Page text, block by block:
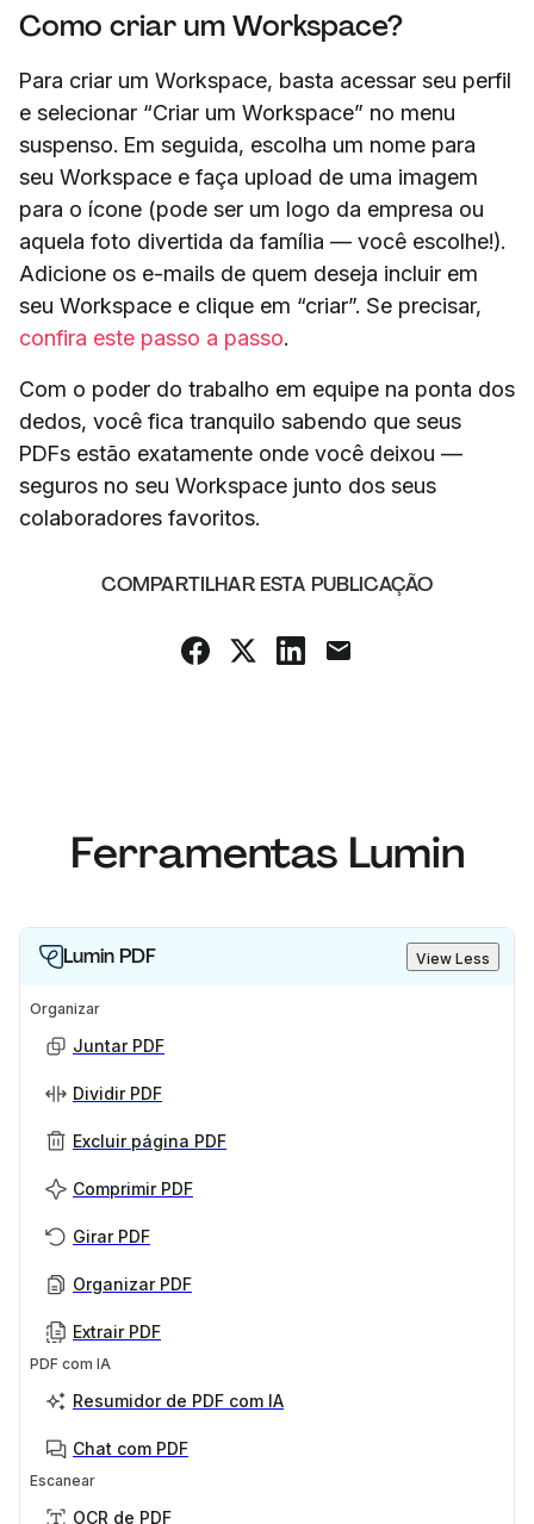
Como criar um Workspace?
Para criar um Workspace, basta acessar seu perfil
e selecionar “Criar um Workspace” no menu
suspenso. Em seguida, escolha um nome para
seu Workspace e faça upload de uma imagem
para o ícone (pode ser um logo da empresa ou
aquela foto divertida da família — você escolhe!).
Adicione os e-mails de quem deseja incluir em
seu Workspace e clique em “criar”. Se precisar,
confira este passo a passo.
Com o poder do trabalho em equipe na ponta dos
dedos, você fica tranquilo sabendo que seus
PDFs estão exatamente onde você deixou —
seguros no seu Workspace junto dos seus
colaboradores favoritos.
COMPARTILHAR ESTA PUBLICAÇÃO
Ferramentas Lumin
Lumin PDF View Less
Organizar
Juntar PDF
Dividir PDF
Excluir página PDF
Comprimir PDF
Girar PDF
Organizar PDF
Extrair PDF
PDF com IA
Resumidor de PDF com IA
Chat com PDF
Escanear
OCR de PDF